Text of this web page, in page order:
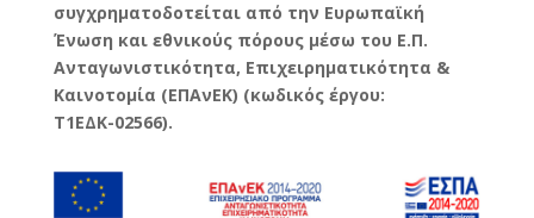
συγχρηματοδοτείται από την Ευρωπαϊκή
Ένωση και εθνικούς πόρους μέσω του Ε.Π.
Ανταγωνιστικότητα, Επιχειρηματικότητα &
Καινοτομία (ΕΠΑνΕΚ) (κωδικός έργου:
T1ΕΔΚ-02566).